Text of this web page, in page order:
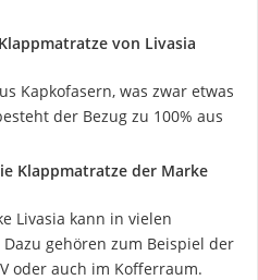
von Livasia
Kapkofasern, was zwar etwas
der Bezug zu 100% aus
Klappmatratze der Marke
Livasia kann in vielen
gehören zum Beispiel der
oder auch im Kofferraum.